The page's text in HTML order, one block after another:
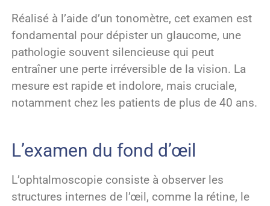
Réalisé à l’aide d’un tonomètre, cet examen est
fondamental pour dépister un glaucome, une
pathologie souvent silencieuse qui peut
entraîner une perte irréversible de la vision. La
mesure est rapide et indolore, mais cruciale,
notamment chez les patients de plus de 40 ans.
L’examen du fond d’œil
L’ophtalmoscopie consiste à observer les
structures internes de l’œil, comme la rétine, le